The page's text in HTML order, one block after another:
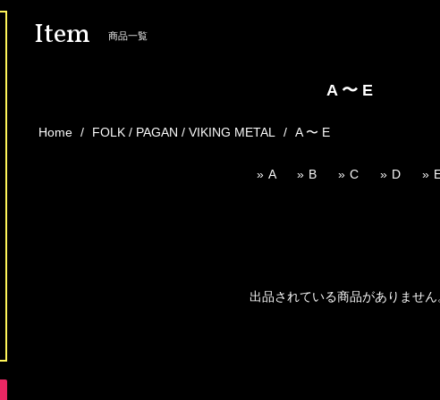
Item 商品一覧
A 〜 E
Home FOLK / PAGAN / VIKING METAL A 〜 E
A B C D
出品されている商品がありません